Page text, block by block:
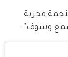
فخرية
وشوف".